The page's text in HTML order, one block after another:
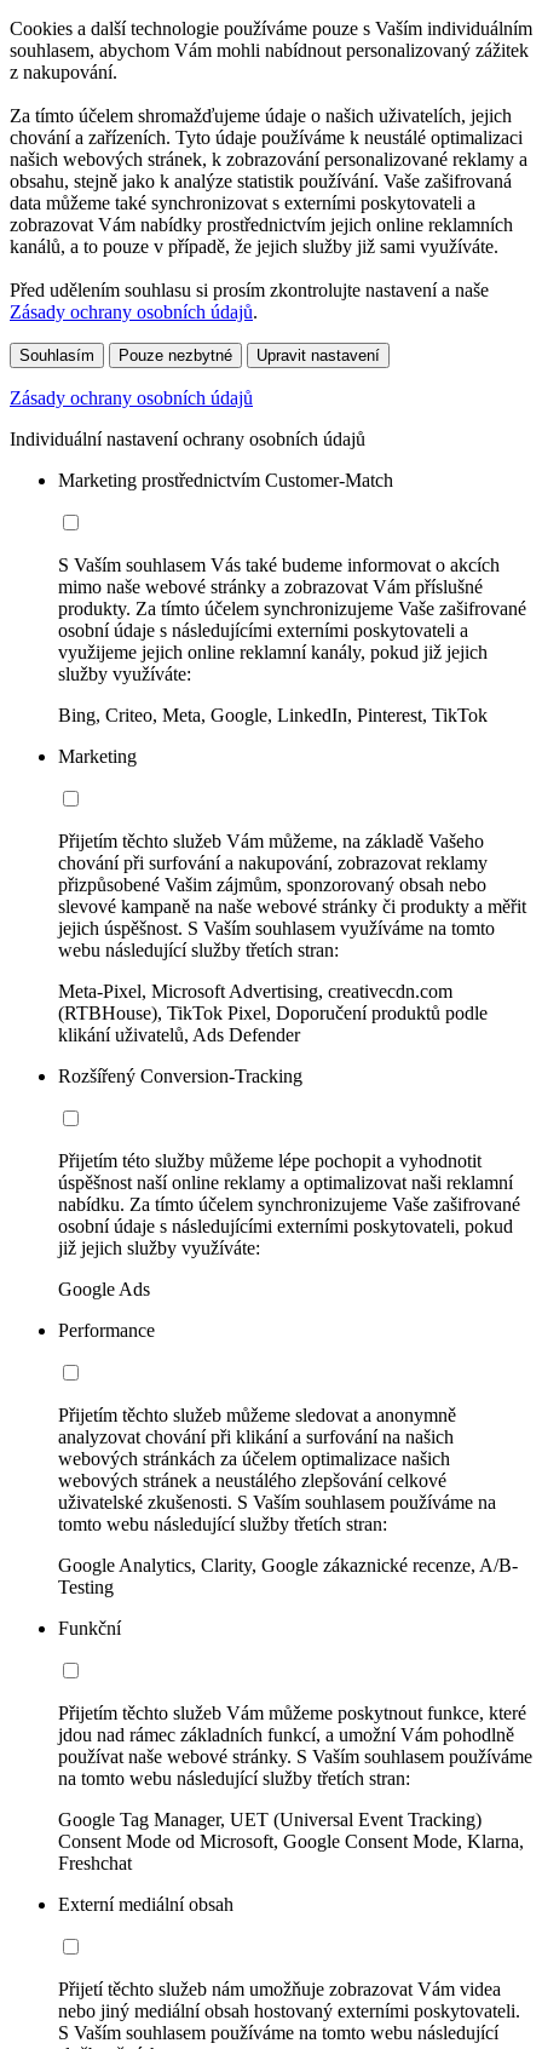
Cookies a další technologie používáme pouze s Vaším individuálním
souhlasem, abychom Vám mohli nabídnout personalizovaný zážitek
z nakupování.
Za tímto účelem shromažďujeme údaje o našich uživatelích, jejich
chování a zařízeních. Tyto údaje používáme k neustálé optimalizaci
našich webových stránek, k zobrazování personalizované reklamy a
obsahu, stejně jako k analýze statistik používání. Vaše zašifrovaná
data můžeme také synchronizovat s externími poskytovateli a
zobrazovat Vám nabídky prostřednictvím jejich online reklamních
kanálů, a to pouze v případě, že jejich služby již sami využíváte.
Před udělením souhlasu si prosím zkontrolujte nastavení a naše
Zásady ochrany osobních údajů.
Souhlasím Pouze nezbytné Upravit nastavení
Zásady ochrany osobních údajů
Individuální nastavení ochrany osobních údajů
Marketing prostřednictvím Customer-Match
S Vaším souhlasem Vás také budeme informovat o akcích
mimo naše webové stránky a zobrazovat Vám příslušné
produkty. Za tímto účelem synchronizujeme Vaše zašifrované
osobní údaje s následujícími externími poskytovateli a
využijeme jejich online reklamní kanály, pokud již jejich
služby využíváte:
Bing, Criteo, Meta, Google, LinkedIn, Pinterest, TikTok
Marketing
Přijetím těchto služeb Vám můžeme, na základě Vašeho
chování při surfování a nakupování, zobrazovat reklamy
přizpůsobené Vašim zájmům, sponzorovaný obsah nebo
slevové kampaně na naše webové stránky či produkty a měřit
jejich úspěšnost. S Vaším souhlasem využíváme na tomto
webu následující služby třetích stran:
Meta-Pixel, Microsoft Advertising, creativecdn.com
(RTBHouse), TikTok Pixel, Doporučení produktů podle
klikání uživatelů, Ads Defender
Rozšířený Conversion-Tracking
Přijetím této služby můžeme lépe pochopit a vyhodnotit
úspěšnost naší online reklamy a optimalizovat naši reklamní
nabídku. Za tímto účelem synchronizujeme Vaše zašifrované
osobní údaje s následujícími externími poskytovateli, pokud
již jejich služby využíváte:
Google Ads
Performance
Přijetím těchto služeb můžeme sledovat a anonymně
analyzovat chování při klikání a surfování na našich
webových stránkách za účelem optimalizace našich
webových stránek a neustálého zlepšování celkové
uživatelské zkušenosti. S Vaším souhlasem používáme na
tomto webu následující služby třetích stran:
Google Analytics, Clarity, Google zákaznické recenze, A/B-
Testing
Funkční
Přijetím těchto služeb Vám můžeme poskytnout funkce, které
jdou nad rámec základních funkcí, a umožní Vám pohodlně
používat naše webové stránky. S Vaším souhlasem používáme
na tomto webu následující služby třetích stran:
Google Tag Manager, UET (Universal Event Tracking)
Consent Mode od Microsoft, Google Consent Mode, Klarna,
Freshchat
Externí mediální obsah
Přijetí těchto služeb nám umožňuje zobrazovat Vám videa
nebo jiný mediální obsah hostovaný externími poskytovateli.
S Vaším souhlasem používáme na tomto webu následující